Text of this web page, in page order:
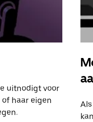
uitnodigt voor
haar eigen